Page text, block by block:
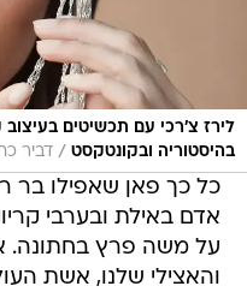
לירז צ'רכי עם תכשיטים בעיצוב
בהיסטוריה ובקונטקסט / דביר
כל כך פאן שאפילו בר
אדם באילת ובערבי
על משה פרץ בחתונה.
והאצילי שלנו, אשת